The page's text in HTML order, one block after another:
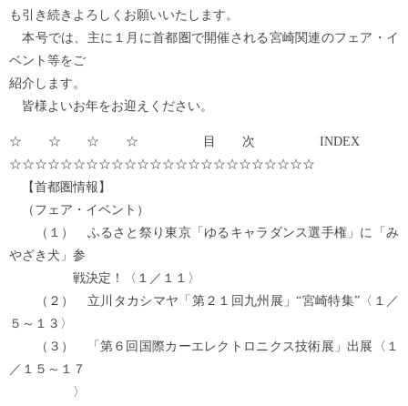
も引き続きよろしくお願いいたします。
本号では、主に１月に首都圏で開催される宮崎関連のフェア・イ
ベント等をご
紹介します。
皆様よいお年をお迎えください。
☆☆☆☆ 目次 INDEX
☆☆☆☆☆☆☆☆☆☆☆☆☆☆☆☆☆☆☆☆☆☆☆☆
【首都圏情報】
（フェア・イベント）
（１） ふるさと祭り東京「ゆるキャラダンス選手権」に「み
やざき犬」参
戦決定！〈１／１１〉
（２） 立川タカシマヤ「第２１回九州展」“宮崎特集”〈１／
５～１３〉
（３） 「第６回国際カーエレクトロニクス技術展」出展〈１
／１５～１７
〉